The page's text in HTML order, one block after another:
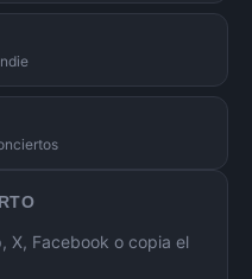
X, Facebook o copia el